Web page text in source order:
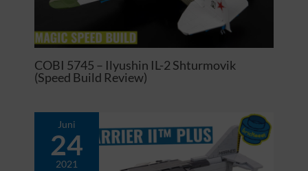
COBI 5745 – Ilyushin IL-2 Shturmovik
(Speed Build Review)
Juni
24
2021